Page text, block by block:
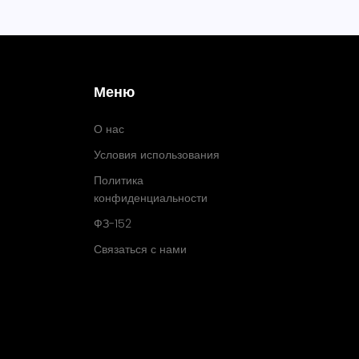
Меню
О нас
Условия использования
Политика
конфиденциальности
ФЗ-152
Связаться с нами